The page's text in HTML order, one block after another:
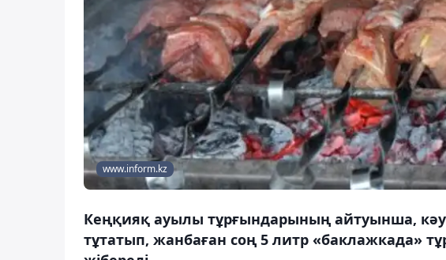
www.inform.kz
Кеңқияқ ауылы тұрғындарының айтуынша,
тұтатып, жанбаған соң 5 литр «баклажкада»